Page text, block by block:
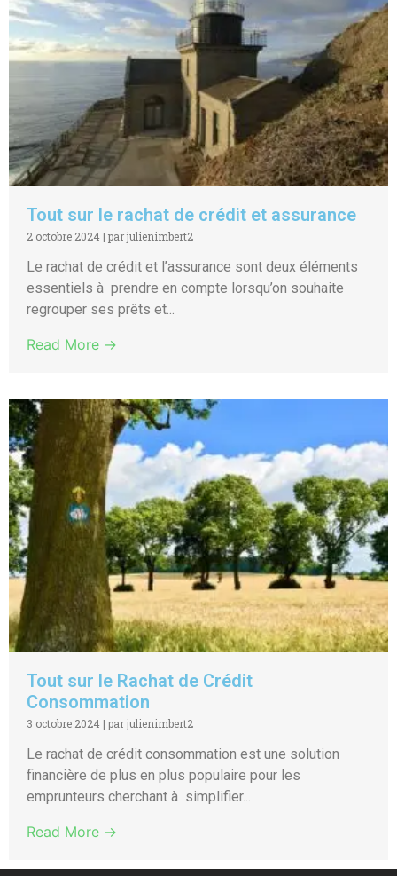
Tout sur le rachat de crédit et assurance
2 octobre 2024 | par julienimbert2
Le rachat de crédit et l’assurance sont deux éléments
essentiels à prendre en compte lorsqu’on souhaite
regrouper ses prêts et...
Read More →
Tout sur le Rachat de Crédit
Consommation
3 octobre 2024 | par julienimbert2
Le rachat de crédit consommation est une solution
financière de plus en plus populaire pour les
emprunteurs cherchant à simplifier...
Read More →